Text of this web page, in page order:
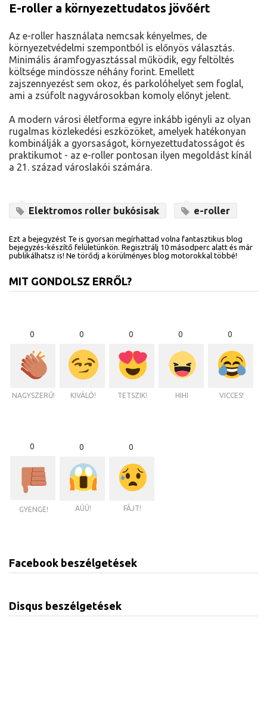
E-roller a környezettudatos jövőért
Az e-roller használata nemcsak kényelmes, de
környezetvédelmi szempontból is előnyös választás.
Minimális áramfogyasztással működik, egy feltöltés
költsége mindössze néhány forint. Emellett
zajszennyezést sem okoz, és parkolóhelyet sem foglal,
ami a zsúfolt nagyvárosokban komoly előnyt jelent.
A modern városi életforma egyre inkább igényli az olyan
rugalmas közlekedési eszközöket, amelyek hatékonyan
kombinálják a gyorsaságot, környezettudatosságot és
praktikumot - az e-roller pontosan ilyen megoldást kínál
a 21. század városlakói számára.
Elektromos roller bukósisak e-roller
Ezt a bejegyzést Te is gyorsan megírhattad volna fantasztikus blog
bejegyzés-készítő felületünkön. Regisztrálj 10 másodperc alatt és már
publikálhatsz is! Ne törődj a körülményes blog motorokkal többé!
MIT GONDOLSZ ERRŐL?
0
NAGYSZERŰ!
0
KIVÁLÓ!
0
TETSZIK!
0
HIHI
0
VICCES!
0
GYENGE!
0
AÚÚ!
0
FÁJT!
Facebook beszélgetések
Disqus beszélgetések